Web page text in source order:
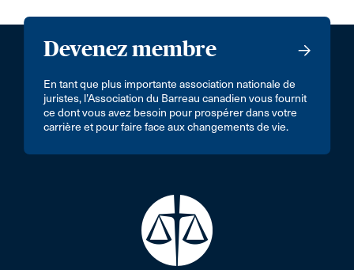
Devenez membre
En tant que plus importante association nationale de
juristes, l’Association du Barreau canadien vous fournit
ce dont vous avez besoin pour prospérer dans votre
carrière et pour faire face aux changements de vie.